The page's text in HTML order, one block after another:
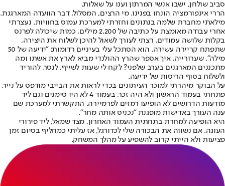
סביב שולחן, ישבו אנשי המרתון וענו על שאלות.
הררי אינפורמציה הונחו בפנינו. מי הרצים, המסלול, דבר הוועדה המארגנת.
מילאתי מחברת שלמה בנתונים וחזרתי למערכת עמוס בחוויות. נעצרתי
אחרי עבודה מאומצת על כתיבה של 2,200 מילים, כמות שיכולה לפרנס
בקלות שלושה עמודים. רצתי לעורך לשאול להיכן לשלוח את היצירה,
שתפתח קריירה עשירה. הוא הסתכל עלי בעיניים רדומות: "ידיעה של 50
מילה". שערורייה. איך אספר שהרץ ההולנדי מביא לארץ את אשתו ומה
מתכננים המארגנים בערב שלפני? לקח לי שעות לשייף, לנסר, להוריד
ולשלוח בסוף הריסות של ידיעה.
על הבוקר מיהרתי למוכר העיתונים בכדי לראות את הבייבי מודפס על נייר.
פתחתי בעמוד הראשון ולא היה זכר, בעמוד 4 לא היו סימנים וגם ליד
מודעות הדרושים לא הופיעו רמזים לפרמיירה. התקשרתי למערכת שם
ענה העורך באדישות מופגנת "נכניס אותה מחר".
היא הופיעה למחרת בתחתית העמוד האחרון, מצד שמאל, ליד פירורי
העוגה. אם נשווה את הבכורה שלי לכדורגל, אז עליתי כמחליף בסיום זמן
פציעות ולא הייתי קרוב להשפיע על מהלך המשחק.